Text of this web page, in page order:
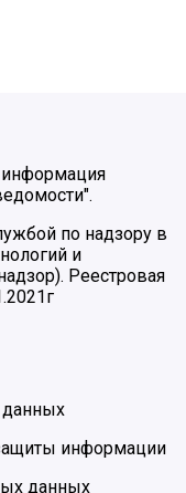
информация
по надзору в
и
Реестровая
данных
информации
данных